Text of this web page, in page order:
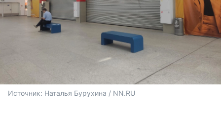
Источник: Наталья Бурухина / NN.RU